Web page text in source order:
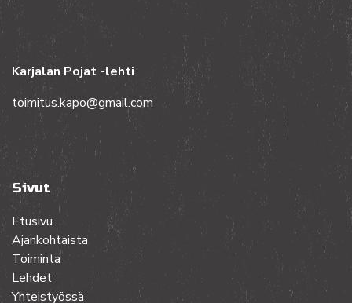
Karjalan Pojat -lehti
toimitus.kapo@gmail.com
Sivut
Etusivu
Ajankohtaista
Toiminta
Lehdet
Yhteistyössä